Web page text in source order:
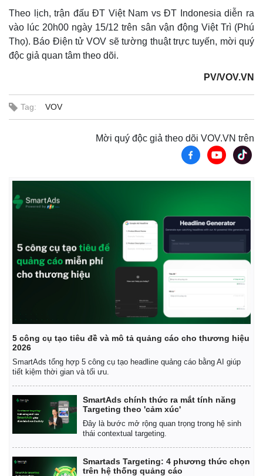
Video
Infographic
Theo lịch, trận đấu ĐT Việt Nam vs ĐT Indonesia diễn ra
vào lúc 20h00 ngày 15/12 trên sân vận động Việt Trì (Phú
Thọ). Báo Điện tử VOV sẽ tường thuật trực tuyến, mời quý
độc giả quan tâm theo dõi.
PV/VOV.VN
Tag: VOV
Mời quý độc giả theo dõi VOV.VN trên
5 công cụ tạo tiêu đề và mô tả quảng cáo cho thương hiệu
2026
SmartAds tổng hợp 5 công cụ tạo headline quảng cáo bằng AI giúp
tiết kiệm thời gian và tối ưu.
SmartAds chính thức ra mắt tính năng
Targeting theo 'cảm xúc'
Đây là bước mở rộng quan trọng trong hệ sinh
thái contextual targeting.
Smartads Targeting: 4 phương thức chọn
trên hệ thống quảng cáo